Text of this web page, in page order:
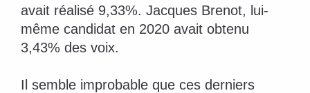
avait réalisé 9,33%. Jacques Brenot, lui-
même candidat en 2020 avait obtenu
3,43% des voix.
Il semble improbable que ces derniers